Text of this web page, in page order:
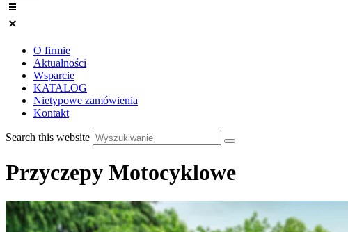
O firmie
Aktualności
Wsparcie
KATALOG
Nietypowe zamówienia
Kontakt
Search this website
Przyczepy Motocyklowe